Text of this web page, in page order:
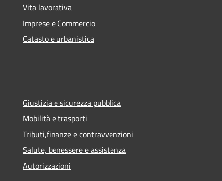
Vita lavorativa
Imprese e Commercio
Catasto e urbanistica
Giustizia e sicurezza pubblica
Mobilità e trasporti
Tributi,finanze e contravvenzioni
Salute, benessere e assistenza
Autorizzazioni